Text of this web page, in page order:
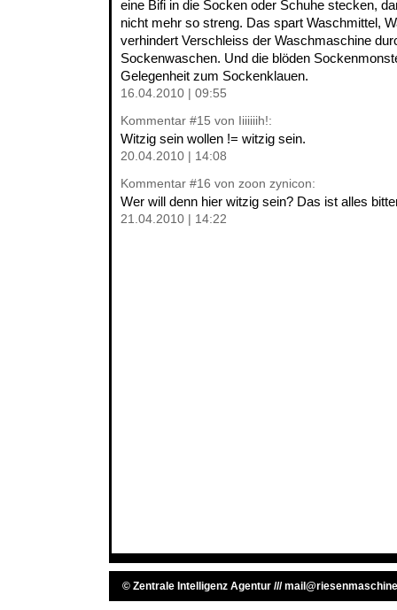
eine Bifi in die Socken oder Schuhe stecken,
nicht mehr so streng. Das spart Waschmittel,
verhindert Verschleiss der Waschmaschine
Sockenwaschen. Und die blöden
Gelegenheit zum Sockenklauen.
16.04.2010 | 09:55
Kommentar #15 von Iiiiiiih!:
Witzig sein wollen != witzig sein.
20.04.2010 | 14:08
Kommentar #16 von zoon zynicon:
Wer will denn hier witzig sein? Das ist alles
21.04.2010 | 14:22
© Zentrale Intelligenz Agentur ///